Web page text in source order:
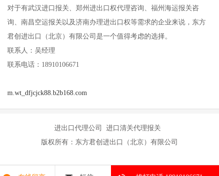
对于有武汉进口报关、郑州进出口权代理咨询、福州海运报关咨
询、南昌空运报关以及济南办理进出口权等需求的企业来说，东方
君创进出口（北京）有限公司是一个值得考虑的选择。
联系人：吴经理
联系电话：18910106671
m.wt_dfjcjck88.b2b168.com
进出口代理公司 进口清关代理报关
版权所有：东方君创进出口（北京）有限公司